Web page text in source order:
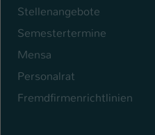
Stellenangebote
Semestertermine
Mensa
Personalrat
Fremdfirmenrichtlinien